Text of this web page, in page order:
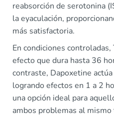
reabsorción de serotonina
la eyaculación,
más satisfactoria.
En condiciones
efecto que dura hasta 36
contraste, Dapoxetine
logrando efectos en 1 a 2
una opción ideal para
ambos problemas al